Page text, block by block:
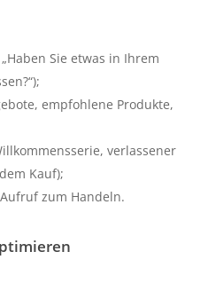
Sie etwas in Ihrem
empfohlene Produkte,
verlassener
Kauf);
zum Handeln.